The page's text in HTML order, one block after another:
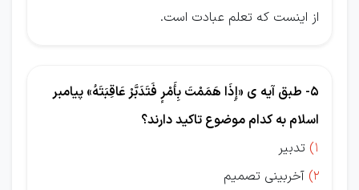
از اﻳﻨﺴﺖ ﻛﻪ ﺗﻌﻠﻢ ﻋﺒﺎدت اﺳﺖ.
5- طبق آیه ی «إِذَا هَمَمْتَ بِأَمْرٍ فَتَدَبَّرْ عَاقِبَتَهُ» پیامبر
اسلام به کدام موضوع تاکید دارند؟
1) تدبیر
2) آخربینی تصمیم